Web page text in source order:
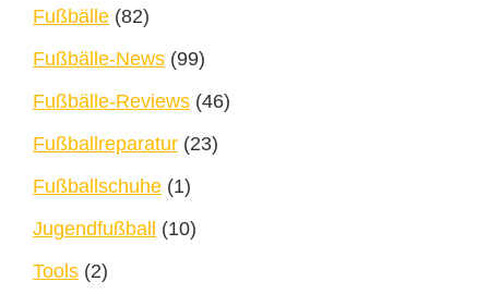
Fußbälle (82)
Fußbälle-News (99)
Fußbälle-Reviews (46)
Fußballreparatur (23)
Fußballschuhe (1)
Jugendfußball (10)
Tools (2)